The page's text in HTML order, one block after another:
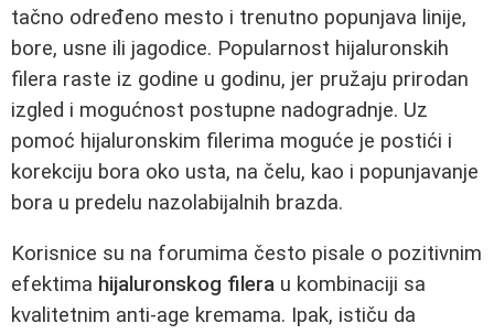
tačno određeno mesto i trenutno popunjava linije,
bore, usne ili jagodice. Popularnost hijaluronskih
filera raste iz godine u godinu, jer pružaju prirodan
izgled i mogućnost postupne nadogradnje. Uz
pomoć hijaluronskim filerima moguće je postići i
korekciju bora oko usta, na čelu, kao i popunjavanje
bora u predelu nazolabijalnih brazda.
Korisnice su na forumima često pisale o pozitivnim
efektima hijaluronskog filera u kombinaciji sa
kvalitetnim anti‑age kremama. Ipak, ističu da